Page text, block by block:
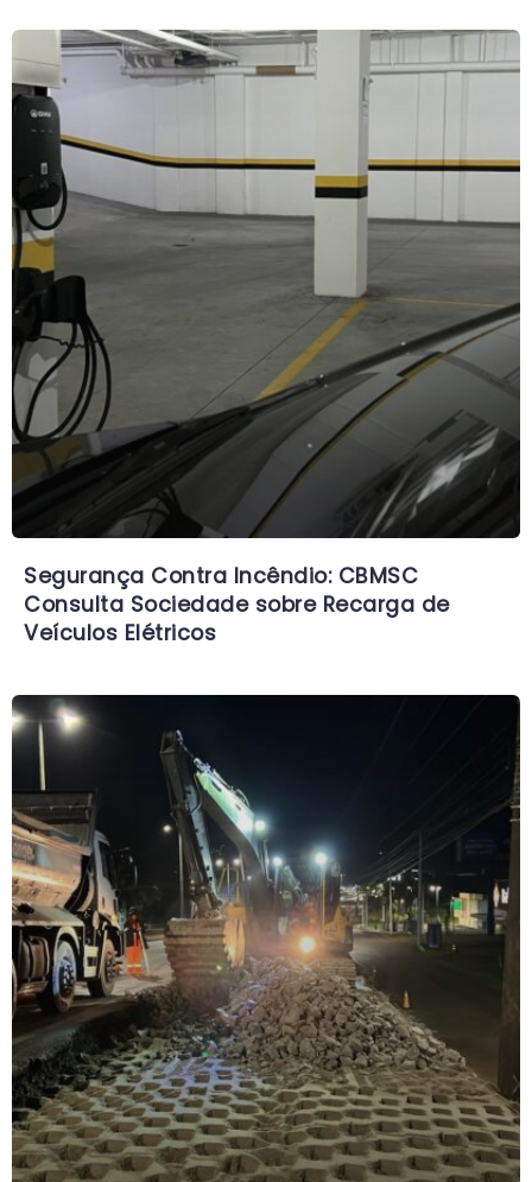
Segurança Contra Incêndio: CBMSC
Consulta Sociedade sobre Recarga de
Veículos Elétricos